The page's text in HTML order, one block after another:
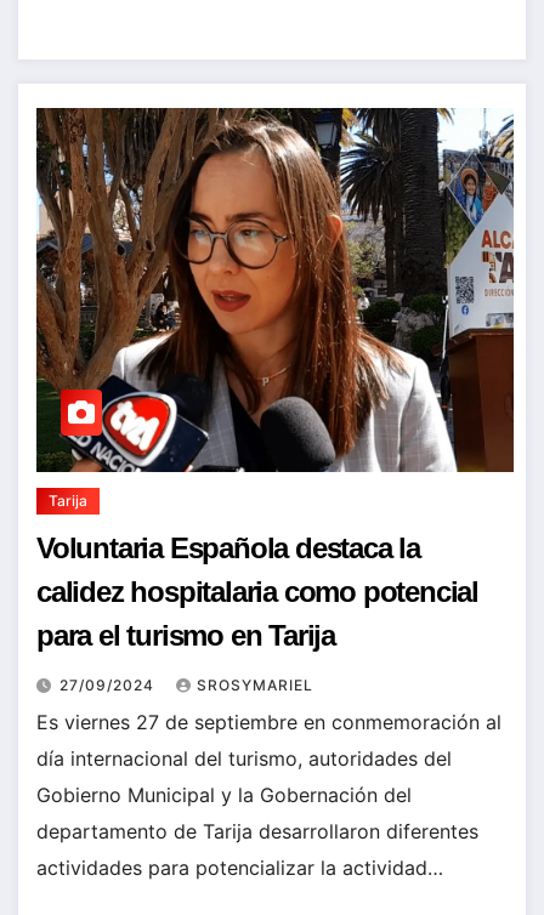
Tarija
Voluntaria Española destaca la
calidez hospitalaria como potencial
para el turismo en Tarija
27/09/2024 SROSYMARIEL
Es viernes 27 de septiembre en conmemoración al
día internacional del turismo, autoridades del
Gobierno Municipal y la Gobernación del
departamento de Tarija desarrollaron diferentes
actividades para potencializar la actividad…